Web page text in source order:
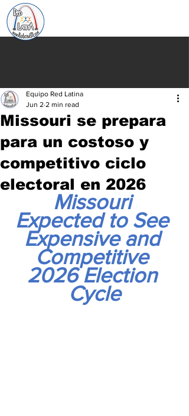
Missouri se prepara
para un costoso y
competitivo ciclo
electoral en 2026
Equipo Red Latina
Jun 2 2 min read
Missouri
Expected to See
Expensive and
Competitive
2026 Election
Cycle